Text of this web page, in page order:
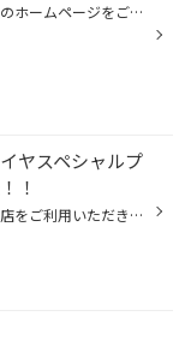
いつもタイヤ館西船橋のホームページをご覧いただきありがとうございます。 突然ですがタイヤがパンクしてしまったこと、ありますか？ 突然、タイヤがパンク！想像するだけで、本当に怖いですよね。 今日は、おクルマのタイヤがパンクしてしまった時の対処法について タイヤのプロの目線からご案内...
ヤスペシャルプ
！
こんにちは、いつも当店をご利用いただきましてありがとうございます。 本日より、コクピット・タイヤ館におきまして、 期間限定！ サイズ限定！！ 数量限定！！！ お得にお買い求めいただける、「タイヤスペシャルプライスデー」がスタートします！ お得なタイヤのご紹介！！ ワゴンR、N-BOX、タン...